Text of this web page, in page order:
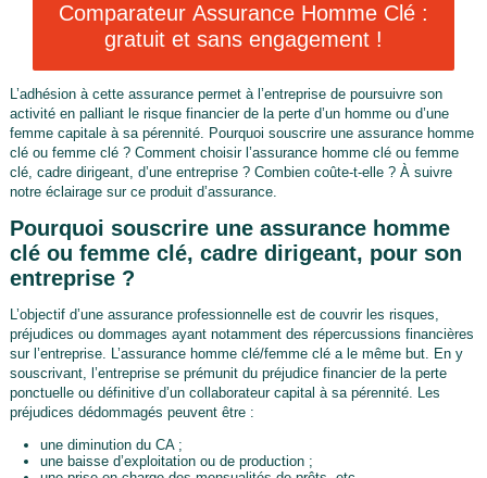
Comparateur Assurance Homme Clé :
gratuit et sans engagement !
L’adhésion à cette assurance permet à l’entreprise de poursuivre son
activité en palliant le risque financier de la perte d’un homme ou d’une
femme capitale à sa pérennité. Pourquoi souscrire une assurance homme
clé ou femme clé ? Comment choisir l’assurance homme clé ou femme
clé, cadre dirigeant, d’une entreprise ? Combien coûte-t-elle ? À suivre
notre éclairage sur ce produit d’assurance.
Pourquoi souscrire une assurance homme
clé ou femme clé, cadre dirigeant, pour son
entreprise ?
L’objectif d’une assurance professionnelle est de couvrir les risques,
préjudices ou dommages ayant notamment des répercussions financières
sur l’entreprise. L’assurance homme clé/femme clé a le même but. En y
souscrivant, l’entreprise se prémunit du préjudice financier de la perte
ponctuelle ou définitive d’un collaborateur capital à sa pérennité. Les
préjudices dédommagés peuvent être :
une diminution du CA ;
une baisse d’exploitation ou de production ;